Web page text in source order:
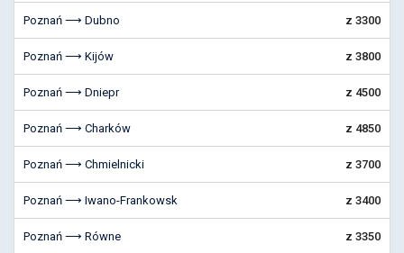
Poznań ⟶ Dubno z 3300
Poznań ⟶ Kijów z 3800
Poznań ⟶ Dniepr z 4500
Poznań ⟶ Charków z 4850
Poznań ⟶ Chmielnicki z 3700
Poznań ⟶ Iwano-Frankowsk z 3400
Poznań ⟶ Równe z 3350